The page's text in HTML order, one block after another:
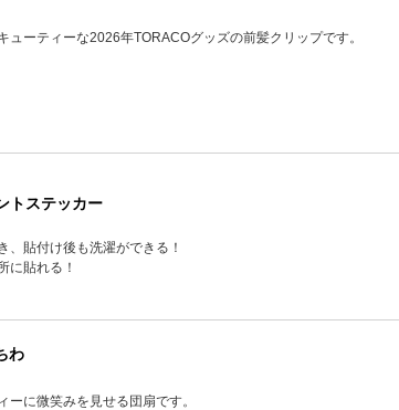
ューティーな2026年TORACOグッズの前髪クリップです。
トステッカー
、貼付け後も洗濯ができる！
に貼れる！
わ
に微笑みを見せる団扇です。